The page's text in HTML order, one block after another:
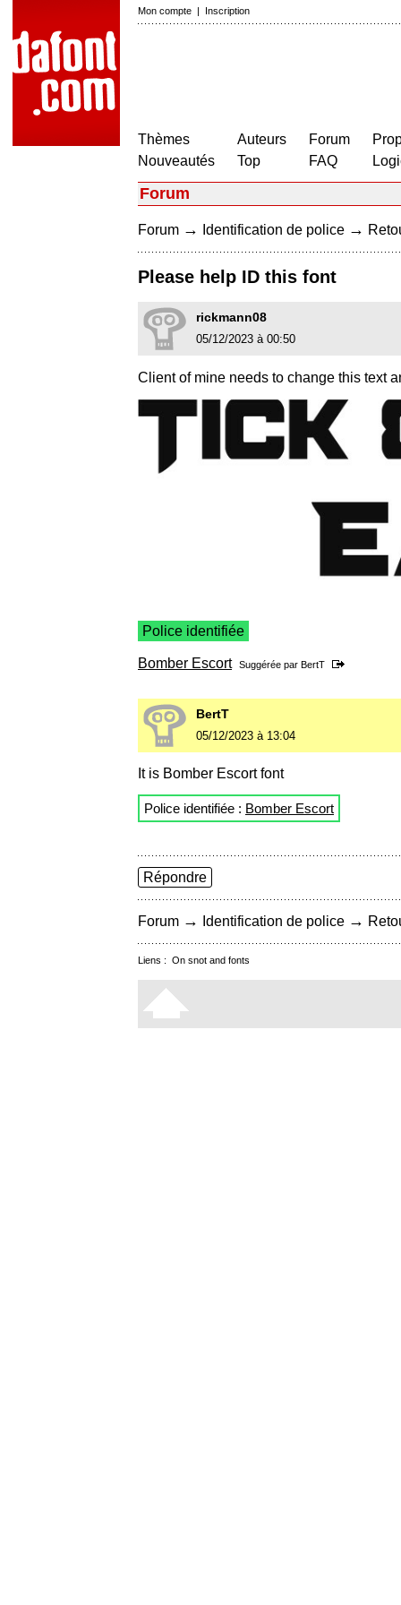
Mon compte | Inscription
Thèmes
Nouveautés
Auteurs
Top
Forum
FAQ
Forum
Forum → Identification de police →
Please help ID this font
rickmann08
05/12/2023 à 00:50
Client of mine needs to change this text
Police identifiée
Bomber Escort Suggérée par BertT
BertT
05/12/2023 à 13:04
It is Bomber Escort font
Police identifiée : Bomber Escort
Répondre
Forum → Identification de police →
Liens : On snot and fonts